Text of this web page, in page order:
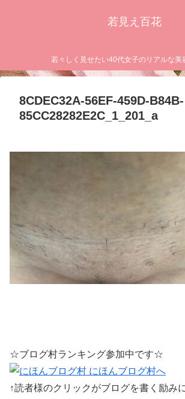
若見え百花
若々しく見せたい40代女子のリアルな美
8CDEC32A-56EF-459D-B84B-
85CC28282E2C_1_201_a
☆ブログ村ランキング参加中です☆
↑読者様のクリックがブログを書く励み